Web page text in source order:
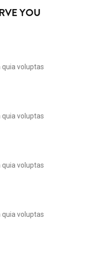
YOU
voluptas
voluptas
voluptas
voluptas